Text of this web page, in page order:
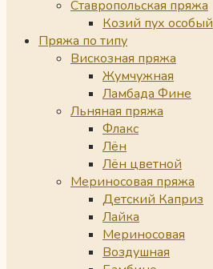
Ставропольская пряжа
Козий пух особый
Пряжа по типу
Вискозная пряжа
Жумчужная
Ламбада Фине
Льняная пряжа
Флакс
Лён
Лён цветной
Мериносовая пряжа
Детский Каприз
Лайка
Мериносовая
Воздушная